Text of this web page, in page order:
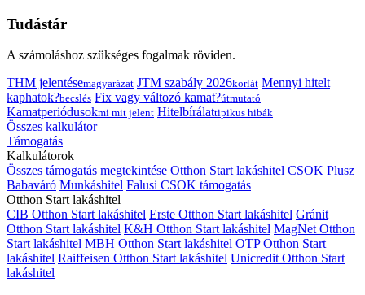
Tudástár
A számoláshoz szükséges fogalmak röviden.
THM jelentésemagyarázat JTM szabály 2026korlát Mennyi hitelt
kaphatok?becslés Fix vagy változó kamat?útmutató
Kamatperiódusokmi mit jelent Hitelbírálattipikus hibák
Összes kalkulátor
Támogatás
Kalkulátorok
Összes támogatás megtekintése Otthon Start lakáshitel CSOK Plusz
Babaváró Munkáshitel Falusi CSOK támogatás
Otthon Start lakáshitel
CIB Otthon Start lakáshitel Erste Otthon Start lakáshitel Gránit
Otthon Start lakáshitel K&H Otthon Start lakáshitel MagNet Otthon
Start lakáshitel MBH Otthon Start lakáshitel OTP Otthon Start
lakáshitel Raiffeisen Otthon Start lakáshitel Unicredit Otthon Start
lakáshitel